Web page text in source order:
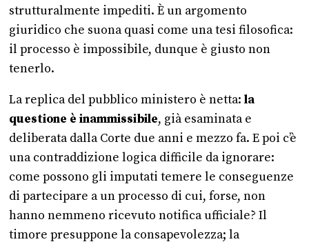
strutturalmente impediti. È un argomento
giuridico che suona quasi come una tesi filosofica:
il processo è impossibile, dunque è giusto non
tenerlo.
La replica del pubblico ministero è netta: la
questione è inammissibile, già esaminata e
deliberata dalla Corte due anni e mezzo fa. E poi c’è
una contraddizione logica difficile da ignorare:
come possono gli imputati temere le conseguenze
di partecipare a un processo di cui, forse, non
hanno nemmeno ricevuto notifica ufficiale? Il
timore presuppone la consapevolezza; la